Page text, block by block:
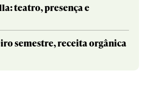
teatro, presença e
semestre, receita orgânica